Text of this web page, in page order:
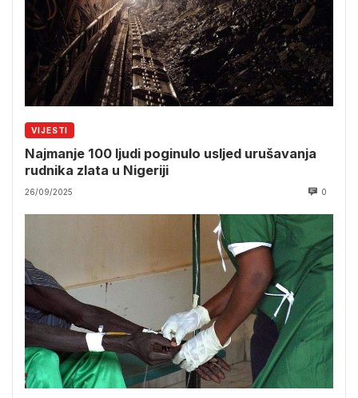
VIJESTI
Najmanje 100 ljudi poginulo usljed urušavanja
rudnika zlata u Nigeriji
26/09/2025 0